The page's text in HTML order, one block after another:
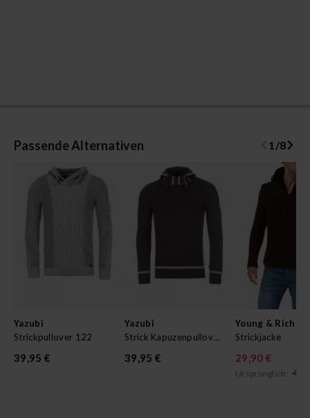
Passende Alternativen 1/8
Yazubi
Strickpullover 122
39,95 €
Yazubi
Strick Kapuzenpullover M129
39,95 €
Young & Rich
Strickjacke
29,90 €
Ursprünglich: